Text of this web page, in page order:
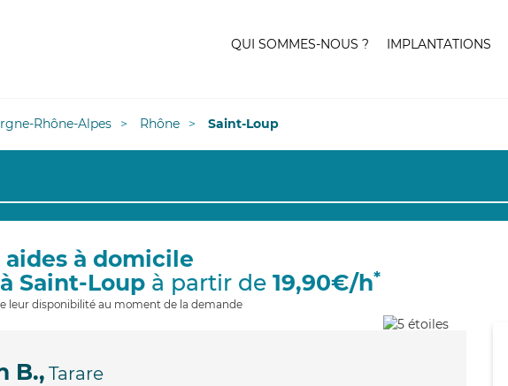
QUI SOMMES-NOUS ? IMPLANTATIONS
Rhône-Alpes Rhône Saint-Loup
aides à domicile
à Saint-Loupà partir de 19,90€/h*
leur disponibilité au moment de la demande
B., Tarare